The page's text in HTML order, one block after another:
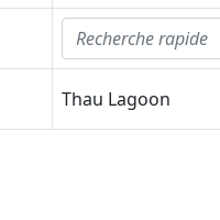
Thau Lagoon